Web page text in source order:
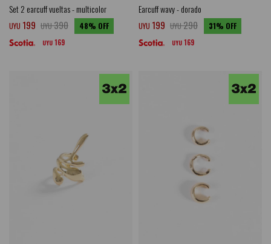
Set 2 earcuff vueltas - multicolor
UYU 199 UYU390 48
UYU 169
Earcuff wavy - dorado
UYU 199 UYU290 31
UYU 169